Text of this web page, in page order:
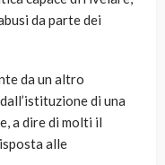
da parte dei
da un altro
di una
a dire di molti il
alle